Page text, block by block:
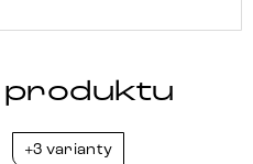
+3 varianty